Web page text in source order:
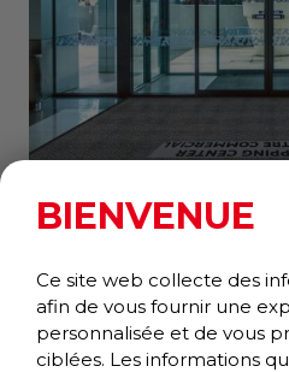
TRIATHLON
Performance
BIENVENUE
Ce site web collecte des
afin de vous fournir une
personnalisée et de vous
ciblées. Les informations